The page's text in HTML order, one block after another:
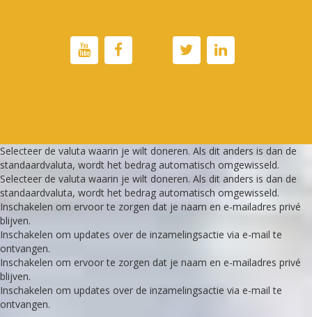
Selecteer de valuta waarin je wilt doneren. Als dit anders is dan de
standaardvaluta, wordt het bedrag automatisch omgewisseld.
Selecteer de valuta waarin je wilt doneren. Als dit anders is dan de
standaardvaluta, wordt het bedrag automatisch omgewisseld.
Inschakelen om ervoor te zorgen dat je naam en e-mailadres privé
blijven.
Inschakelen om updates over de inzamelingsactie via e-mail te
ontvangen.
Inschakelen om ervoor te zorgen dat je naam en e-mailadres privé
blijven.
Inschakelen om updates over de inzamelingsactie via e-mail te
ontvangen.